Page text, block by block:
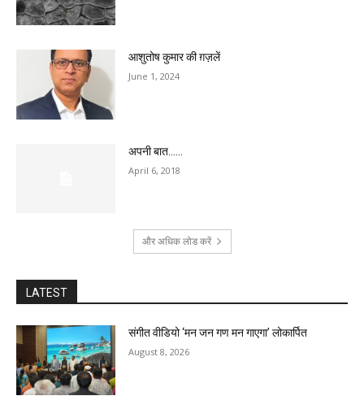
आशुतोष कुमार की ग़ज़लें
June 1, 2024
अपनी बात……
April 6, 2018
और अधिक लोड करें
LATEST
संगीत वीडियो ‘मन जन गण मन गाएगा’ लोकार्पित
August 8, 2026